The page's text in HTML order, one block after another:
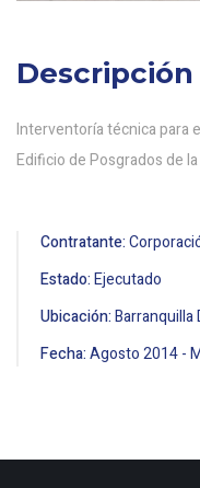
Interventoría técnica para
Edificio de Posgrados de
Contratante:
Estado:Ejecutado
Ubicación:
Fecha:Agosto2014-